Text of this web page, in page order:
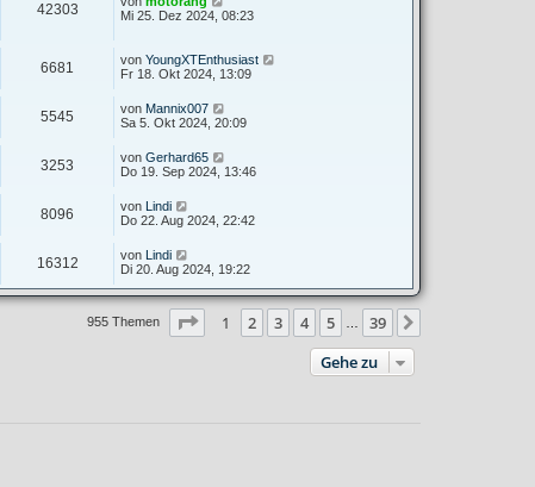
42303
Mi 25. Dez 2024, 08:23
6681 von YoungXTEnthusiast
Fr 18. Okt 2024, 13:09
5545 von Mannix007
Sa 5. Okt 2024, 20:09
3253 von Gerhard65
Do 19. Sep 2024, 13:46
8096 von Lindi
Do 22. Aug 2024, 22:42
16312 von Lindi
Di 20. Aug 2024, 19:22
955 Themen Seite von39
1 2 3 4 5 39
Gehe zu